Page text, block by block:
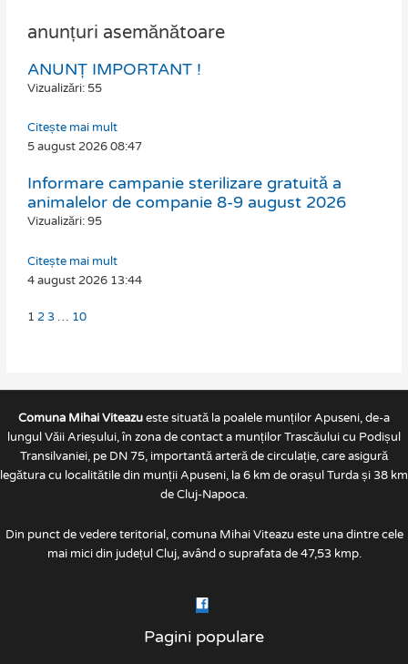
anunțuri asemănătoare
ANUNȚ IMPORTANT !
Vizualizări: 55
Citește mai mult
5 august 202608:47
Informare campanie sterilizare gratuită a
animalelor de companie 8-9 august 2026
Vizualizări: 95
Citește mai mult
4 august 2026 13:44
Page
1
Page
2
Page
3 …
Page
10
Comuna Mihai Viteazueste situată la poalele munților Apuseni, de-a
lungul Văii Arieșului, în zona de contact a munților Trascăului cu Podișul
Transilvaniei, pe DN 75, importantă arteră de circulație, care asigură
legătura cu localitătile din munții Apuseni, la 6 km de orașul Turda și 38 km
de Cluj-Napoca.
Din punct de vedere teritorial, comuna Mihai Viteazu este una dintre cele
mai mici din județul Cluj, având o suprafata de 47,53 kmp.
Pagini populare